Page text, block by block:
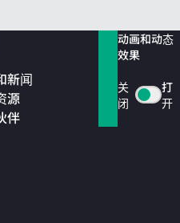
新闻
源
伴
动画和动态
效果
关
闭
打
开